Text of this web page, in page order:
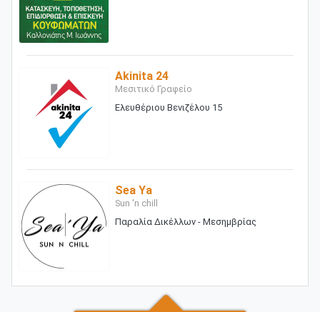
Akinita 24
Μεσιτικό Γραφείο
Ελευθέριου Βενιζέλου 15
Sea Ya
Sun 'n chill
Παραλία Δικέλλων - Μεσημβρίας